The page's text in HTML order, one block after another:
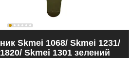
Skmei 1068/ Skmei 1231/
Skmei 1301 зелений